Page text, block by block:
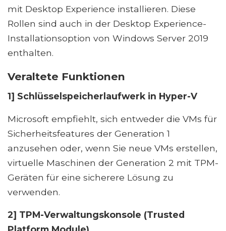
mit Desktop Experience installieren. Diese
Rollen sind auch in der Desktop Experience-
Installationsoption von Windows Server 2019
enthalten.
Veraltete Funktionen
1] Schlüsselspeicherlaufwerk in Hyper-V
Microsoft empfiehlt, sich entweder die VMs für
Sicherheitsfeatures der Generation 1
anzusehen oder, wenn Sie neue VMs erstellen,
virtuelle Maschinen der Generation 2 mit TPM-
Geräten für eine sicherere Lösung zu
verwenden.
2] TPM-Verwaltungskonsole (Trusted